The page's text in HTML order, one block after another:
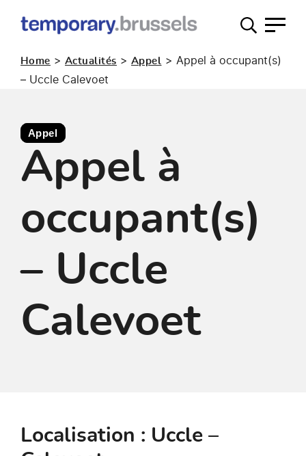
occupation
Home > Actualités > Appel > Appel à occupant(s)
– Uccle Calevoet
Appel
Appel à
occupant(s)
– Uccle
Calevoet
Localisation : Uccle –